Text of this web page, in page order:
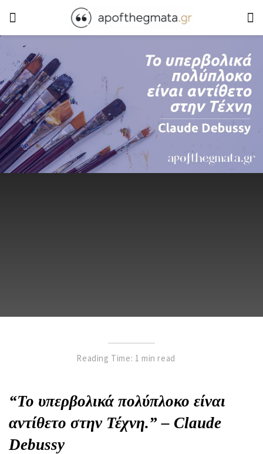
Reading Time: 1 min read
“Το υπερβολικά πολύπλοκο είναι
αντίθετο στην Τέχνη.” – Claude
Debussy